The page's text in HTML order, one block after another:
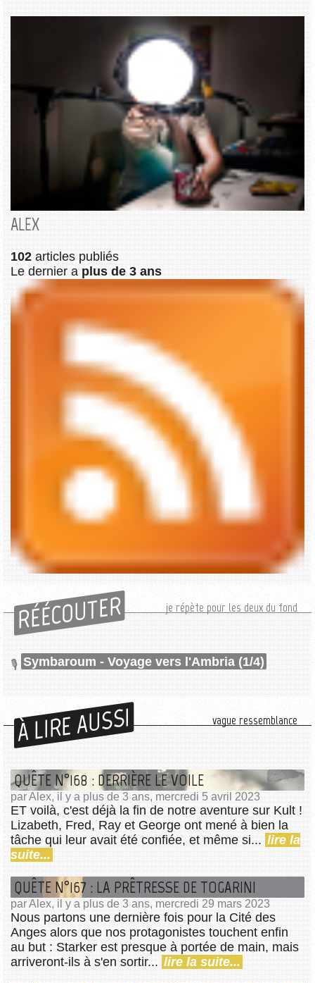
ALEX
102 articles publiés
Le dernier a plus de 3 ans
RÉÉCOUTER je répète pour les deux du fond
Symbaroum - Voyage vers l'Ambria (1/4)
À LIRE AUSSI vague ressemblance
QUÊTE N°168 : DERRIÈRE LE VOILE
par Alex, il y a plus de 3 ans, mercredi 5 avril 2023
ET voilà, c'est déjà la fin de notre aventure sur Kult !
Lizabeth, Fred, Ray et George ont mené à bien la
tâche qui leur avait été confiée, et même si... lire la
suite...
QUÊTE N°167 : LA PRÊTRESSE DE TOGARINI
par Alex, il y a plus de 3 ans, mercredi 29 mars 2023
Nous partons une dernière fois pour la Cité des
Anges alors que nos protagonistes touchent enfin
au but : Starker est presque à portée de main, mais
arriveront-ils à s'en sortir... lire la suite...